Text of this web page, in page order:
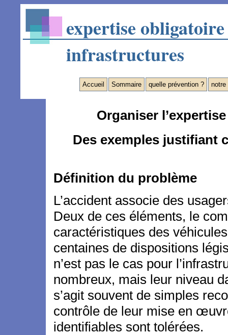
expertise
infrastructures
Accueil Sommaire quelle prévention ? notre
Organiser
Des exemples justifiant
Définition du problème
L’accident associe des
Deux de ces éléments, le
caractéristiques des
centaines de dispositions
n’est pas le cas pour
nombreux, mais leur niveau
s’agit souvent de simples
contrôle de leur mise en
identifiables sont tolérées.